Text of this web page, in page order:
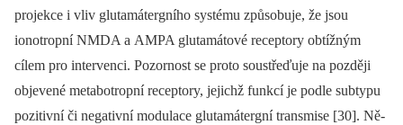
projekce i vliv glutamátergního systému způsobuje, že jsou
ionotropní NMDA a AMPA glutamátové receptory obtížným
cílem pro intervenci. Pozornost se proto soustřeďuje na později
objevené metabotropní receptory, jejichž funkcí je podle subtypu
pozitivní či negativní modulace glutamátergní transmise [30]. Ně­